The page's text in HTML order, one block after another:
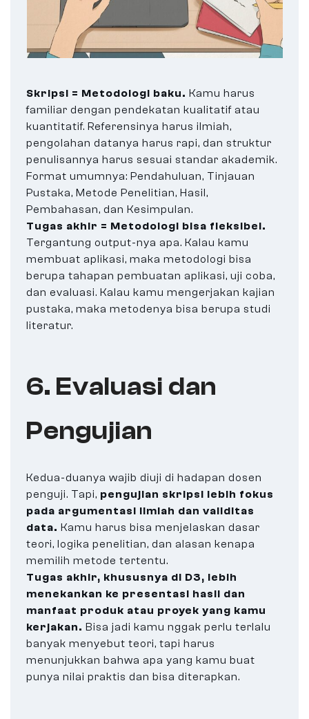
Skripsi = Metodologi baku. Kamu harus
familiar dengan pendekatan kualitatif atau
kuantitatif. Referensinya harus ilmiah,
pengolahan datanya harus rapi, dan struktur
penulisannya harus sesuai standar akademik.
Format umumnya: Pendahuluan, Tinjauan
Pustaka, Metode Penelitian, Hasil,
Pembahasan, dan Kesimpulan.
Tugas akhir = Metodologi bisa fleksibel.
Tergantung output-nya apa. Kalau kamu
membuat aplikasi, maka metodologi bisa
berupa tahapan pembuatan aplikasi, uji coba,
dan evaluasi. Kalau kamu mengerjakan kajian
pustaka, maka metodenya bisa berupa studi
literatur.
6. Evaluasi dan
Pengujian
Kedua-duanya wajib diuji di hadapan dosen
penguji. Tapi, pengujian skripsi lebih fokus
pada argumentasi ilmiah dan validitas
data. Kamu harus bisa menjelaskan dasar
teori, logika penelitian, dan alasan kenapa
memilih metode tertentu.
Tugas akhir, khususnya di D3, lebih
menekankan ke presentasi hasil dan
manfaat produk atau proyek yang kamu
kerjakan. Bisa jadi kamu nggak perlu terlalu
banyak menyebut teori, tapi harus
menunjukkan bahwa apa yang kamu buat
punya nilai praktis dan bisa diterapkan.